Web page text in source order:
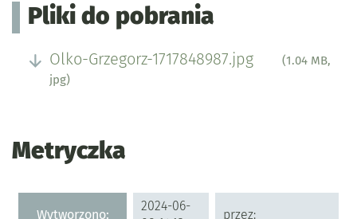
Pliki do pobrania
Olko-Grzegorz-1717848987.jpg
(1.04 MB,
jpg)
Metryczka
Metryczka
Wytworzono:
2024-06-
przez: